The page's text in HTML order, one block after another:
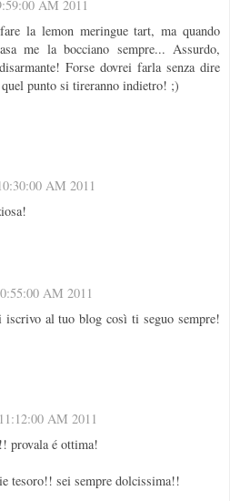
AM 2011
la lemon meringue tart, ma quando
me la bocciano sempre... Assurdo,
Forse dovrei farla senza dire
punto si tireranno indietro! ;)
AM 2011
AM 2011
al tuo blog così ti seguo sempre!
AM 2011
provala é ottima!
tesoro!! sei sempre dolcissima!!